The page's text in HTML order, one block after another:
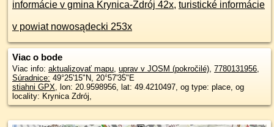
informácie v gmina Krynica-Zdrój 42x, turistické informácie
v powiat nowosądecki 253x
Viac o bode
Viac info: aktualizovať mapu, uprav v JOSM (pokročilé), 7780131956,
Súradnice: 49°25'15"N, 20°57'35"E
stiahni GPX, lon: 20.9598956, lat: 49.4210497, og type: place, og
locality: Krynica Zdrój,